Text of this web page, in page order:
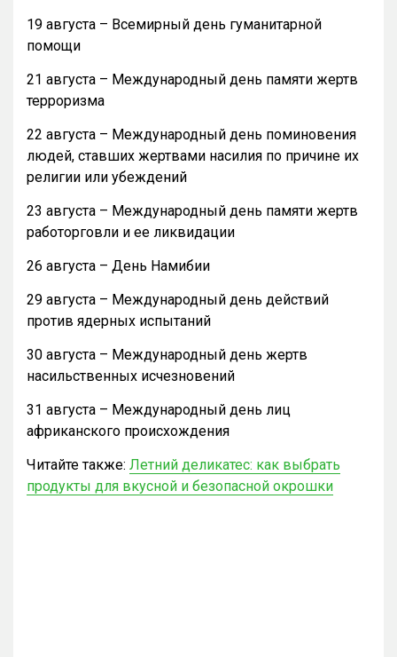
19 августа – Всемирный день гуманитарной
помощи
21 августа – Международный день памяти жертв
терроризма
22 августа – Международный день поминовения
людей, ставших жертвами насилия по причине их
религии или убеждений
23 августа – Международный день памяти жертв
работорговли и ее ликвидации
26 августа – День Намибии
29 августа – Международный день действий
против ядерных испытаний
30 августа – Международный день жертв
насильственных исчезновений
31 августа – Международный день лиц
африканского происхождения
Читайте также: Летний деликатес: как выбрать
продукты для вкусной и безопасной окрошки